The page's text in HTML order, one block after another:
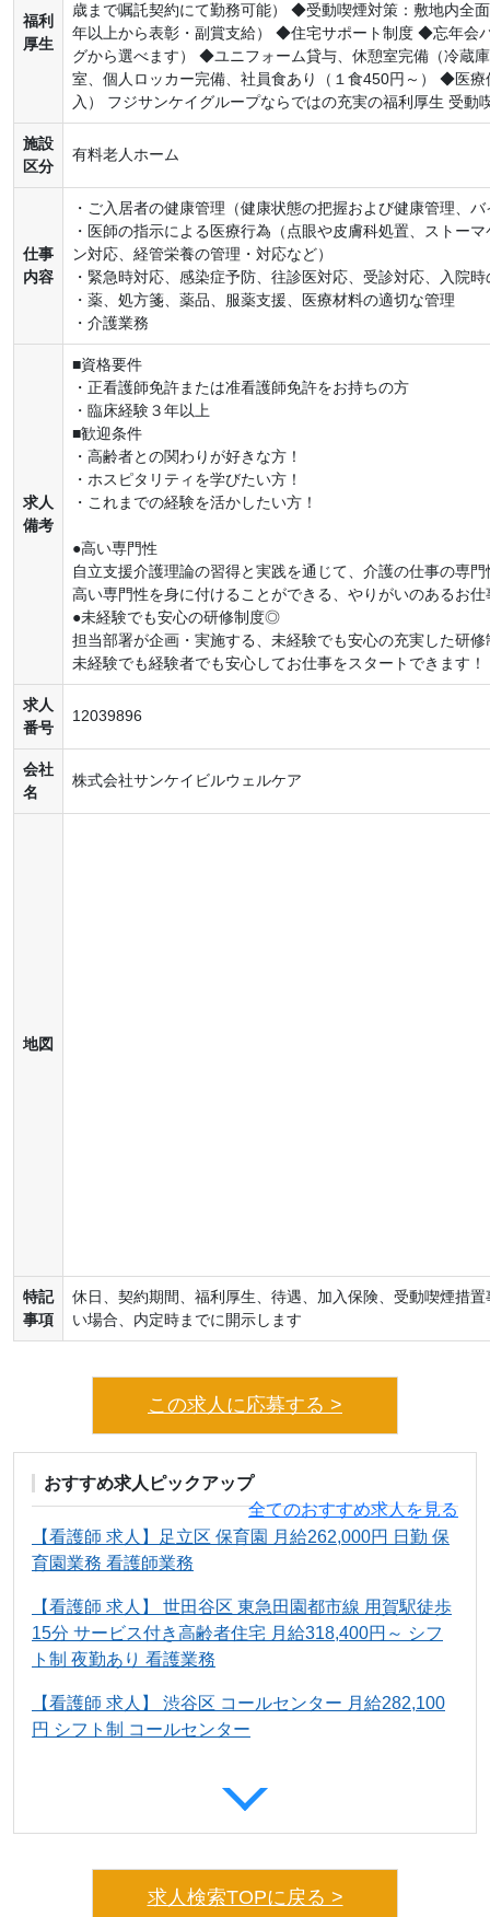
福利
厚生
歳まで嘱託契約にて勤務可能） ◆受動喫煙対策：敷地内全
年以上から表彰・副賞支給） ◆住宅サポート制度 ◆忘年会
グから選べます） ◆ユニフォーム貸与、休憩室完備（冷蔵
室、個人ロッカー完備、社員食あり（１食450円～） ◆医
入） フジサンケイグループならではの充実の福利厚生 受動
施設
区分
有料老人ホーム
仕事
内容
・ご入居者の健康管理（健康状態の把握および健康管理、
・医師の指示による医療行為（点眼や皮膚科処置、ストー
ン対応、経管栄養の管理・対応など）
・緊急時対応、感染症予防、往診医対応、受診対応、入院
・薬、処方箋、薬品、服薬支援、医療材料の適切な管理
・介護業務
求人
備考
■資格要件
・正看護師免許または准看護師免許をお持ちの方
・臨床経験３年以上
■歓迎条件
・高齢者との関わりが好きな方！
・ホスピタリティを学びたい方！
・これまでの経験を活かしたい方！
●高い専門性
自立支援介護理論の習得と実践を通じて、介護の仕事の専
高い専門性を身に付けることができる、やりがいのあるお
●未経験でも安心の研修制度◎
担当部署が企画・実施する、未経験でも安心の充実した研
未経験でも経験者でも安心してお仕事をスタートできます！
求人
番号
12039896
会社
名
株式会社サンケイビルウェルケア
地図
特記
事項
休日、契約期間、福利厚生、待遇、加入保険、受動喫煙措
い場合、内定時までに開示します
この求人に応募する >
おすすめ求人ピックアップ
全てのおすすめ求人を見る
【看護師 求人】足立区 保育園 月給262,000円 日勤 保
育園業務 看護師業務
【看護師 求人】 世田谷区 東急田園都市線 用賀駅徒歩
15分 サービス付き高齢者住宅 月給318,400円～ シフ
ト制 夜勤あり 看護業務
【看護師 求人】 渋谷区 コールセンター 月給282,100
円 シフト制 コールセンター
求人検索TOPに戻る >